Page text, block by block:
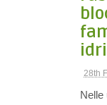
28th
Nelle